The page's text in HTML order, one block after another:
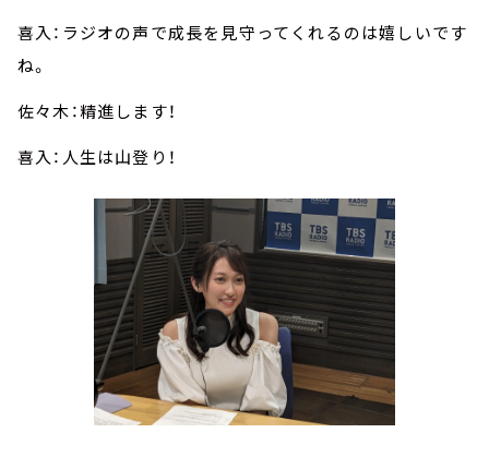
喜入：ラジオの声で成長を見守ってくれるのは嬉しいです
ね。
佐々木：精進します！
喜入：人生は山登り！